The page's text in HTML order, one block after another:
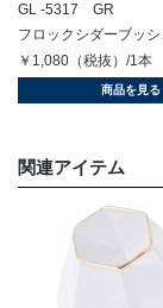
GL -5317 GR
フロックシダーブッシ
￥1,080（税抜）/1本
商品を見る
関連アイテム